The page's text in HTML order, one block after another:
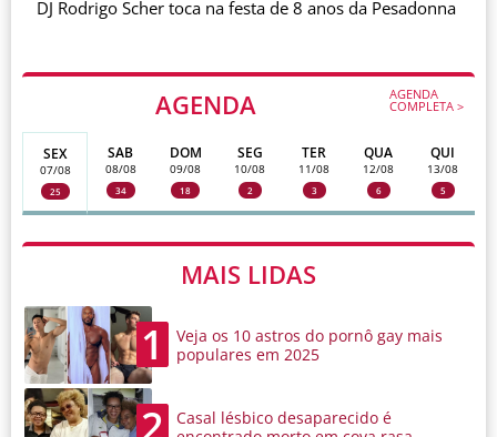
AGENDA AGENDA
COMPLETA >
SEX
07/08
25
SAB
08/08
34
DOM
09/08
18
SEG
10/08
2
TER
11/08
3
QUA
12/08
6
QUI
13/08
5
MAIS LIDAS
1
Veja os 10 astros do pornô gay mais
populares em 2025
Casal lésbico desaparecido é
DJ Rodrigo Scher toca na festa de 8 anos da Pesadonna